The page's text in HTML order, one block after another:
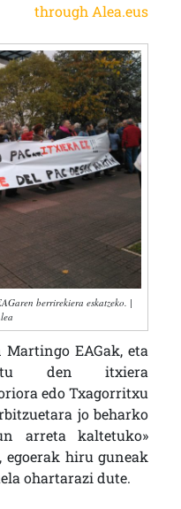
through Alea.eus
berrirekiera eskatzeko. |
EAGak, eta
den itxiera
edo Txagorritxu
jo beharko
arreta kaltetuko»
egoerak hiru guneak
ohartarazi dute.